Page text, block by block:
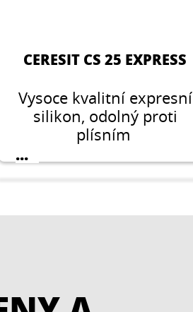
CERESIT CS 25 EXPRESS
Vysoce kvalitní expresní
silikon, odolný proti
plísním
...